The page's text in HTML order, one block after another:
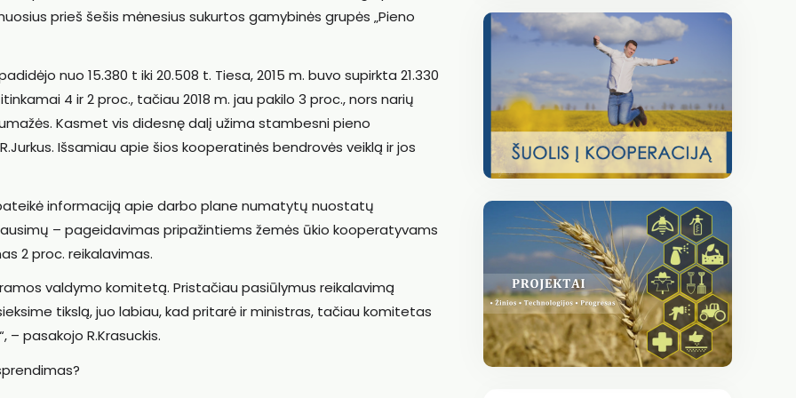
prieš šešis mėnesius sukurtos gamybinės grupės „Pieno
nuo 15.380 t iki 20.508 t. Tiesa, 2015 m. buvo supirkta 21.330
4 ir 2 proc., tačiau 2018 m. jau pakilo 3 proc., nors narių
Kasmet vis didesnę dalį užima stambesni pieno
Išsamiau apie šios kooperatinės bendrovės veiklą ir jos
informaciją apie darbo plane numatytų nuostatų
– pageidavimas pripažintiems žemės ūkio kooperatyvams
2 proc. reikalavimas.
valdymo komitetą. Pristačiau pasiūlymus reikalavimą
tikslą, juo labiau, kad pritarė ir ministras, tačiau komitetas
pasakojo R.Krasuckis.